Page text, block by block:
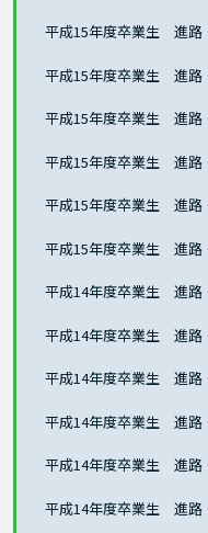
平成15年度卒業生 進
平成15年度卒業生 進
平成15年度卒業生 進
平成15年度卒業生 進
平成15年度卒業生 進
平成15年度卒業生 進
平成14年度卒業生 進
平成14年度卒業生 進
平成14年度卒業生 進
平成14年度卒業生 進
平成14年度卒業生 進
平成14年度卒業生 進